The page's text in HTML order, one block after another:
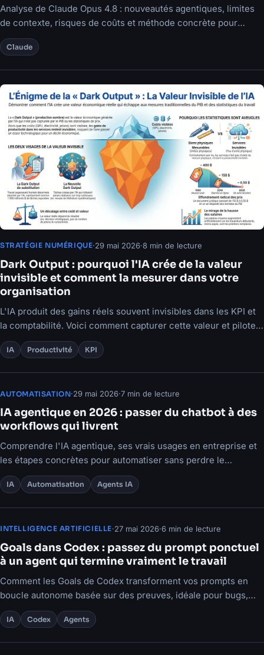
Analyse de Claude Opus 4.8 : nouveautés agentiques, limites
de contexte, risques de coûts et méthode concrète pour
l'exploiter sans dérapage.
Claude
STRATÉGIE NUMÉRIQUE·29 mai 2026·8 min de lecture
Dark Output : pourquoi l'IA crée de la valeur
invisible et comment la mesurer dans votre
organisation
L'IA produit des gains réels souvent invisibles dans les KPI et
la comptabilité. Voici comment capturer cette valeur et piloter
vos décisions.
IA Productivité KPI
AUTOMATISATION·29 mai 2026·7 min de lecture
IA agentique en 2026 : passer du chatbot à des
workflows qui livrent
Comprendre l'IA agentique, ses vrais usages en entreprise et
les étapes concrètes pour automatiser sans perdre le
contrôle.
IA Automatisation Agents IA
INTELLIGENCE ARTIFICIELLE·27 mai 2026·6 min de lecture
Goals dans Codex : passez du prompt ponctuel
à un agent qui termine vraiment le travail
Comment les Goals de Codex transforment vos prompts en
boucle autonome basée sur des preuves, idéale pour bugs,
perf et tests instables.
IA Codex Agents